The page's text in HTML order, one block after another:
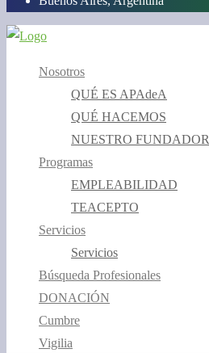
Nosotros
QUÉ ES APAdeA
QUÉ HACEMOS
NUESTRO FUNDADOR
Programas
EMPLEABILIDAD
TEACEPTO
Servicios
Servicios
Búsqueda Profesionales
DONACIÓN
Cumbre
Vigilia